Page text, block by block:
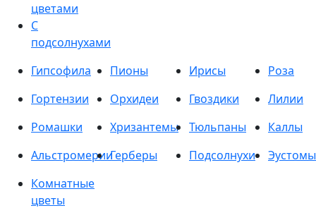
цветами
С
подсолнухами
Гипсофила
Пионы Ирисы
Роза
Гортензии
Орхидеи Гвоздики
Лилии
Ромашки
Хризантемы Тюльпаны
Каллы
АльстромерииГерберы Подсолнухи
Эустомы
Комнатные
цветы